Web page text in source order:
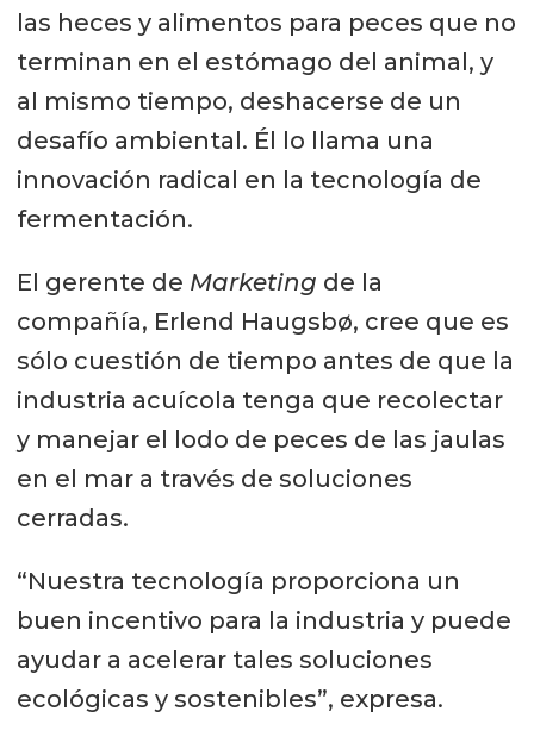
las heces y alimentos para peces que no
terminan en el estómago del animal, y
al mismo tiempo, deshacerse de un
desafío ambiental. Él lo llama una
innovación radical en la tecnología de
fermentación.
El gerente de Marketing de la
compañía, Erlend Haugsbø, cree que es
sólo cuestión de tiempo antes de que la
industria acuícola tenga que recolectar
y manejar el lodo de peces de las jaulas
en el mar a través de soluciones
cerradas.
“Nuestra tecnología proporciona un
buen incentivo para la industria y puede
ayudar a acelerar tales soluciones
ecológicas y sostenibles”, expresa.